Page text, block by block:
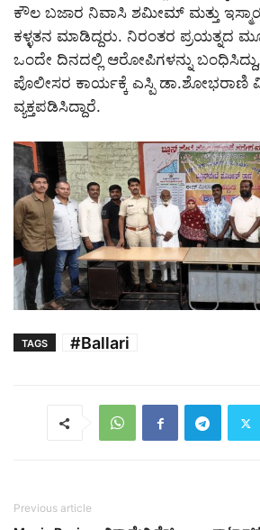
ಕೌಲ ಬಜಾರ ನಿವಾಸಿ ಶಮೀಮ್ ಮತ್ತು
ಕಳ್ಳತನ ಮಾಡಿದ್ದರು. ನಿರಂತರ ಪ್ರಯತ್ನದ
ಒಂದೇ ದಿನದಲ್ಲಿ ಆರೋಪಿಗಳನ್ನು
ಪೊಲೀಸರ ಕಾರ್ಯಕ್ಕೆ ಎಸ್ಪಿ ಡಾ.ಶೋಭರಾಣಿ
ವ್ಯಕ್ತಪಡಿಸಿದ್ದಾರೆ.
TAGS #Ballari
Previous article